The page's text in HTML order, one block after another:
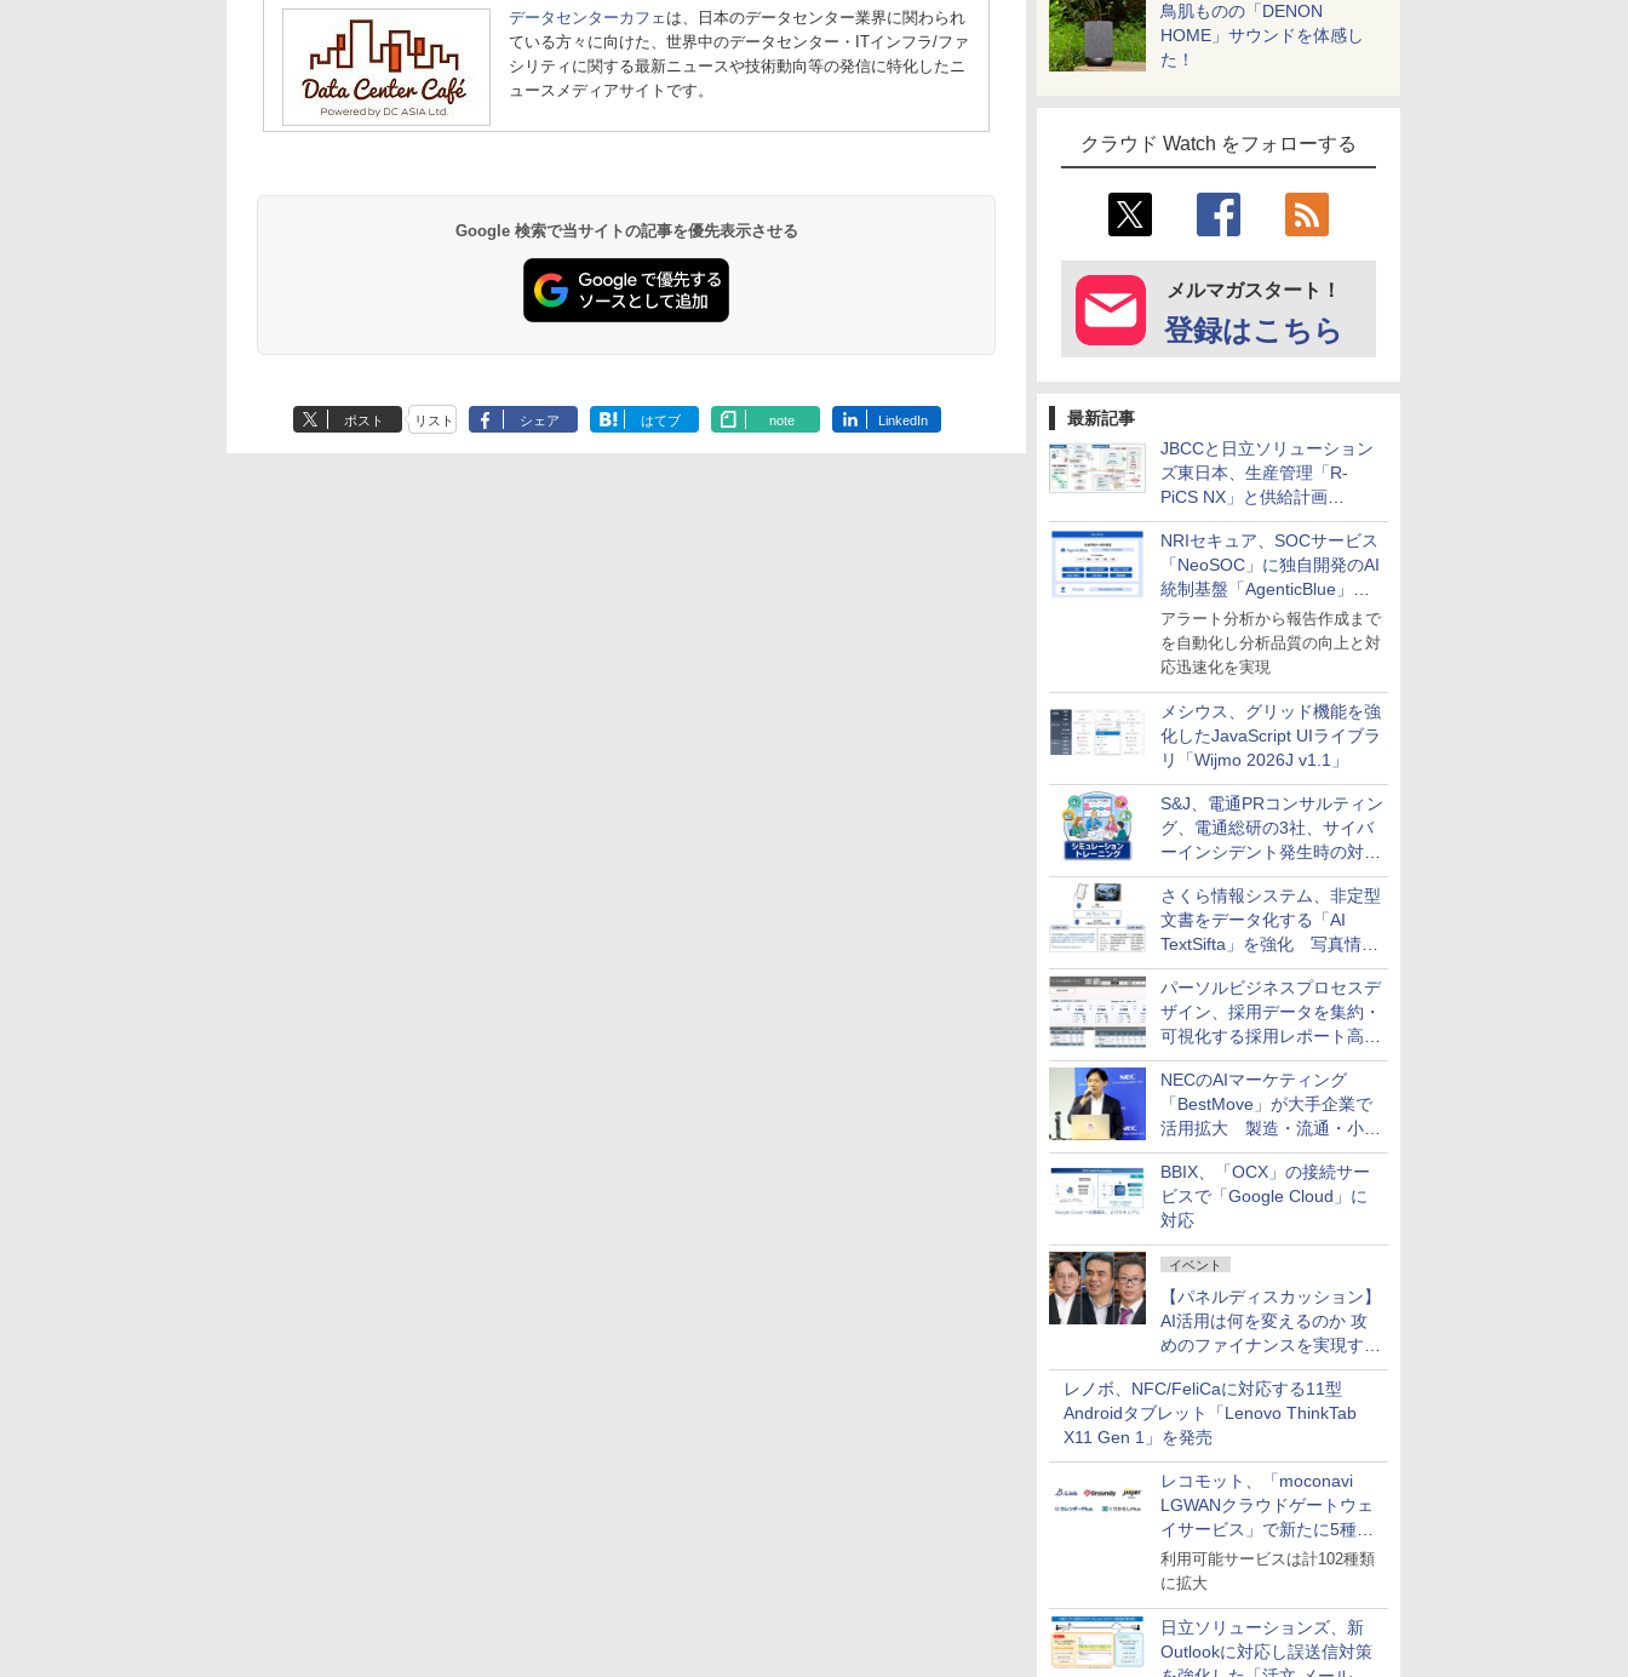
鳥肌ものの「DENON
HOME」サウンドを体感し
た！
クラウド Watch をフォローする
メルマガスタート！
登録はこちら
最新記事
JBCCと日立ソリューション
ズ東日本、生産管理「R-
PiCS NX」と供給計画
「scSQUARE ISP」の連携サ
ービスを提供開始
NRIセキュア、SOCサービス
「NeoSOC」に独自開発のAI
統制基盤「AgenticBlue」を
導入
アラート分析から報告作成まで
を自動化し分析品質の向上と対
応迅速化を実現
メシウス、グリッド機能を強
化したJavaScript UIライブラ
リ「Wijmo 2026J v1.1」
S&J、電通PRコンサルティン
グ、電通総研の3社、サイバ
ーインシデント発生時の対応
と危機管理広報を一体的に訓
練するプログラムを提供
さくら情報システム、非定型
文書をデータ化する「AI
TextSifta」を強化 写真情報
のデータ化などに対応
パーソルビジネスプロセスデ
ザイン、採用データを集約・
可視化する採用レポート高速
化サービスを提供
NECのAIマーケティング
「BestMove」が大手企業で
活用拡大 製造・流通・小売
企業・広告代理店などが実装
フェーズへ
BBIX、「OCX」の接続サー
ビスで「Google Cloud」に
対応
イベント
【パネルディスカッション】
AI活用は何を変えるのか 攻
めのファイナンスを実現する
業務設計とマインドセット変
革
レノボ、NFC/FeliCaに対応する11型
Androidタブレット「Lenovo ThinkTab
X11 Gen 1」を発売
レコモット、「moconavi
LGWANクラウドゲートウェ
イサービス」で新たに5種類
のサービスと連携開始
利用可能サービスは計102種類
に拡大
日立ソリューションズ、新
Outlookに対応し誤送信対策
データセンターカフェ は、日本のデータセンター業界に関わられ
ている方々に向けた、世界中のデータセンター・ITインフラ/ファ
シリティに関する最新ニュースや技術動向等の発信に特化したニ
ュースメディアサイトです。
Google 検索で当サイトの記事を優先表示させる
ポスト リスト シェア はてブ note LinkedIn